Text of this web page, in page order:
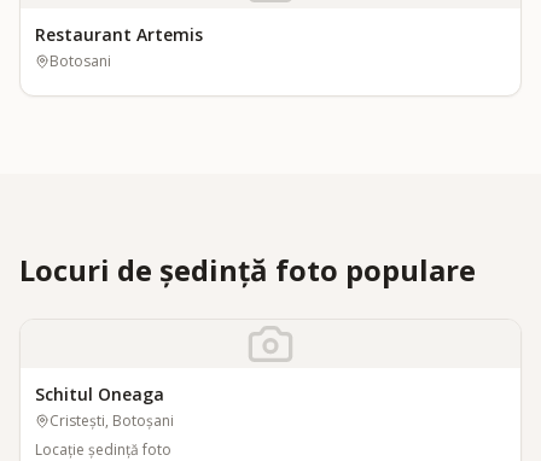
Restaurant Artemis
Botosani
Locuri de ședință foto populare
Schitul Oneaga
Cristești, Botoșani
Locaţie şedinţă foto